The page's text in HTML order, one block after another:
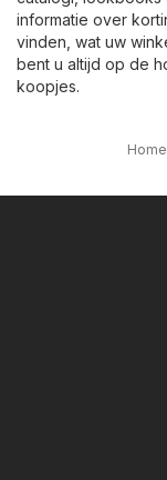
informatie over
vinden, wat uw
bent u altijd op de
koopjes.
Home